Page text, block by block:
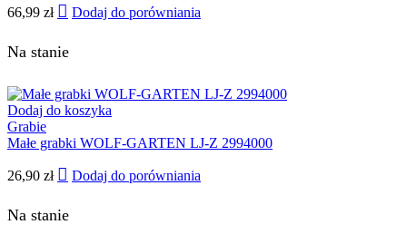
66,99 zł Dodaj do porówniania
Na stanie
Dodaj do koszyka
Grabie
Małe grabki WOLF-GARTEN LJ-Z 2994000
26,90 zł Dodaj do porówniania
Na stanie